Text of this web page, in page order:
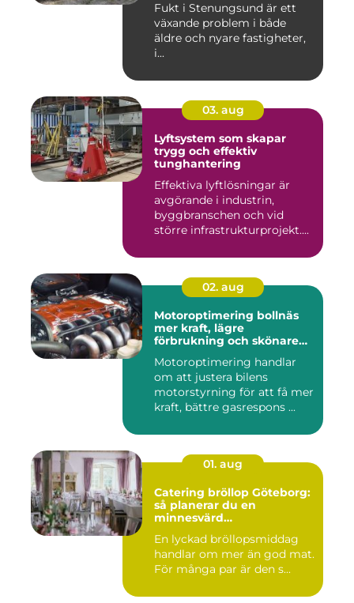
Fukt i Stenungsund är ett
växande problem i både
äldre och nyare fastigheter,
i...
03. aug
Lyftsystem som skapar
trygg och effektiv
tunghantering
Effektiva lyftlösningar är
avgörande i industrin,
byggbranschen och vid
större infrastrukturprojekt....
02. aug
Motoroptimering bollnäs
mer kraft, lägre
förbrukning och skönare
Motoroptimering handlar
om att justera bilens
motorstyrning för att få mer
kraft, bättre gasrespons ...
01. aug
Catering bröllop Göteborg:
så planerar du en
minnesvärd
En lyckad bröllopsmiddag
handlar om mer än god mat.
För många par är den s...